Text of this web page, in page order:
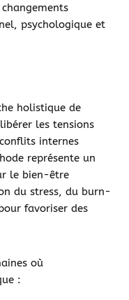
psychologique et
holistique de
les tensions
internes
représente un
le bien-être
du stress, du burn-
favoriser des
où
: